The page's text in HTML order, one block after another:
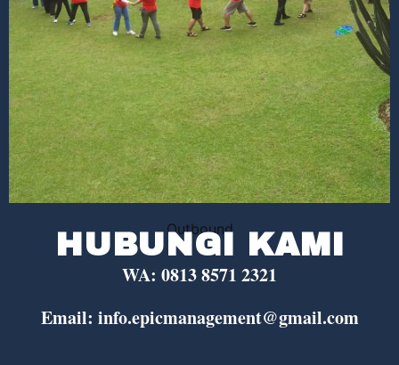
Outbound
HUBUNGI KAMI
WA: 0813 8571 2321
Email: info.epicmanagement@gmail.com